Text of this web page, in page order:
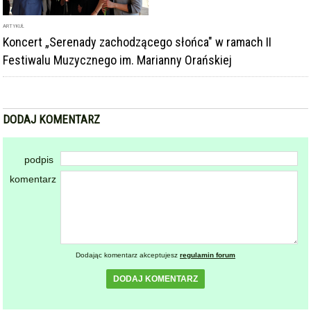
ARTYKUŁ
Koncert „Serenady zachodzącego słońca" w ramach II
Festiwalu Muzycznego im. Marianny Orańskiej
DODAJ KOMENTARZ
podpis
komentarz
Dodając komentarz akceptujesz regulamin forum
DODAJ KOMENTARZ